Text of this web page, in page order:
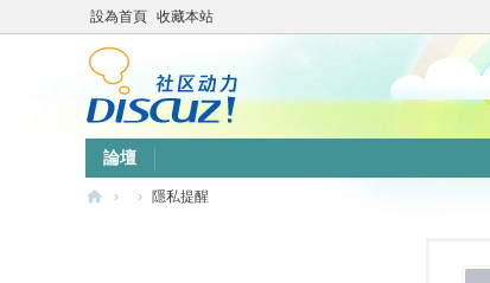
設為首頁 收藏本站
論壇
› › 隱私提醒